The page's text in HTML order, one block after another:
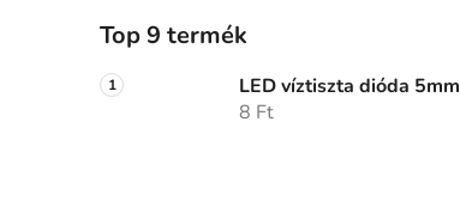
Top 9 termék
LED víztiszta dióda 5mm
8 Ft